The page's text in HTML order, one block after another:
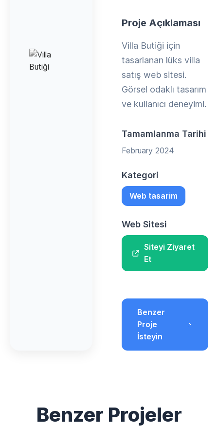
Proje Açıklaması
Villa Butiği için
tasarlanan lüks villa
satış web sitesi.
Görsel odaklı tasarım
ve kullanıcı deneyimi.
Tamamlanma Tarihi
February 2024
Kategori
Web tasarim
Web Sitesi
Siteyi Ziyaret
Et
Benzer
Proje
İsteyin
Benzer Projeler